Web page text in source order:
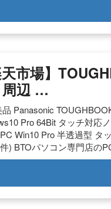
天市場】
周辺 …
Panasonic
Pro 64Bit タッチ対応
Win10 Pro 半透過型 タ
) BTOパソコン専門店の